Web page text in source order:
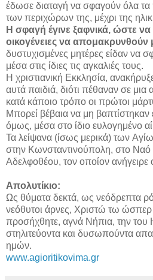
έδωσε διαταγή να σφαγούν όλα τα
των περιχώρων της, μέχρι της
Η σφαγή έγινε ξαφνικά, ώστε
οικογένειες να απομακρυνθούν
δυστυχισμένες μητέρες είδαν να
μέσα στις ίδιες τις αγκαλιές τους.
Η χριστιανική Εκκλησία,
αυτά παιδιά, διότι πέθαναν σε
κατά κάποιο τρόπο οι πρώτοι
Μπορεί βέβαια να μη βαπτίστηκαν
όμως, μέσα στο ίδιο ευλογημένο
Τα λείψανα (ίσως μερικά) των
στην Kωνσταντινούπολη, στο
Αδελφοθέου, τον οποίον ανήγειρε
Απολυτίκιο:
Ως θύματα δεκτά, ως νεόδρεπτα
νεόθυτοι άρνες, Χριστώ τω ώσπερ
προσήχθητε, αγνά Νήπια, την του
στηλιτεύοντα και δυσωπούντα
ημών.
www.agioritikovima.gr